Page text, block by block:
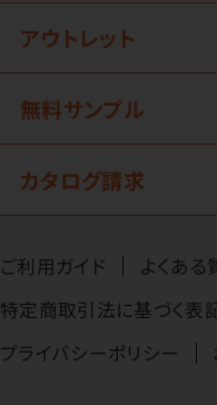
アウトレット
無料サンプル
カタログ請求
ご利用ガイド よくある
特定商取引法に基づく表
プライバシーポリシー